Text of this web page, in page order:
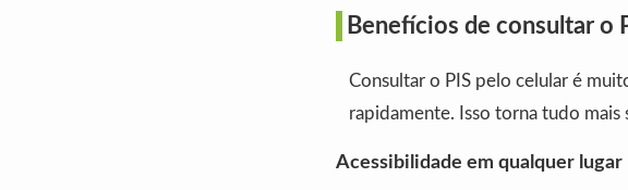
Benefícios de consultar o
Consultar o PIS pelo celular é
rapidamente. Isso torna tudo mais
Acessibilidade em qualquer lugar